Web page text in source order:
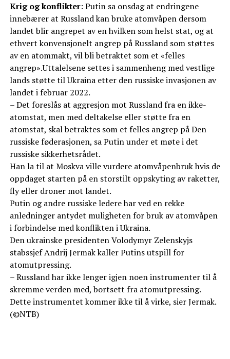
Krig og konflikter: Putin sa onsdag at endringene
innebærer at Russland kan bruke atomvåpen dersom
landet blir angrepet av en hvilken som helst stat, og at
ethvert konvensjonelt angrep på Russland som støttes
av en atommakt, vil bli betraktet som et «felles
angrep».Uttalelsene settes i sammenheng med vestlige
lands støtte til Ukraina etter den russiske invasjonen av
landet i februar 2022.
– Det foreslås at aggresjon mot Russland fra en ikke-
atomstat, men med deltakelse eller støtte fra en
atomstat, skal betraktes som et felles angrep på Den
russiske føderasjonen, sa Putin under et møte i det
russiske sikkerhetsrådet.
Han la til at Moskva ville vurdere atomvåpenbruk hvis de
oppdaget starten på en storstilt oppskyting av raketter,
fly eller droner mot landet.
Putin og andre russiske ledere har ved en rekke
anledninger antydet muligheten for bruk av atomvåpen
i forbindelse med konflikten i Ukraina.
Den ukrainske presidenten Volodymyr Zelenskyjs
stabssjef Andrij Jermak kaller Putins utspill for
atomutpressing.
– Russland har ikke lenger igjen noen instrumenter til å
skremme verden med, bortsett fra atomutpressing.
Dette instrumentet kommer ikke til å virke, sier Jermak.
(©NTB)